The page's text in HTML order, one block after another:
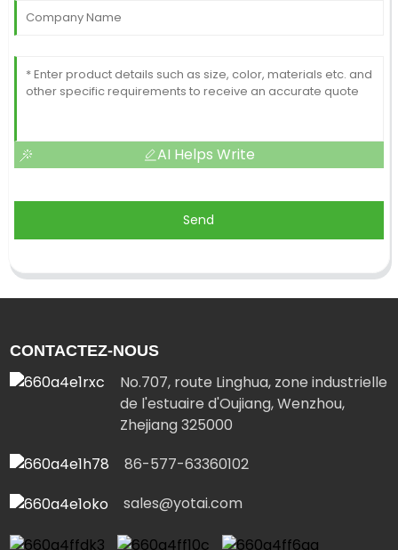
AI Helps Write
Send
CONTACTEZ-NOUS
No.707, route Linghua, zone industrielle
de l'estuaire d'Oujiang, Wenzhou,
Zhejiang 325000
86-577-63360102
sales@yotai.com